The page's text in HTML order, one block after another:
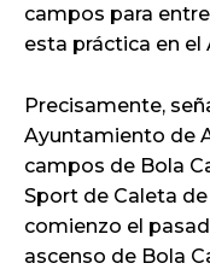
campos para
esta práctica en el
Precisamente,
Ayuntamiento de
campos de Bola
Sport de Caleta
comienzo el
ascenso de Bola